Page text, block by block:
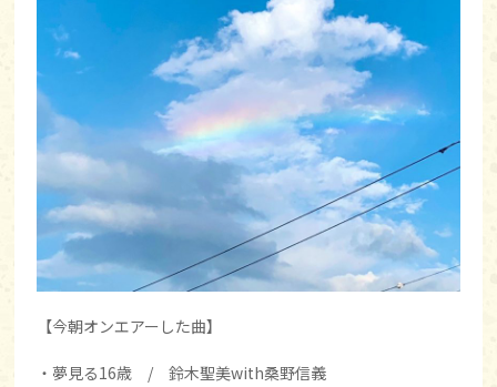
【今朝オンエアーした曲】
・夢見る16歳 / 鈴木聖美with桑野信義